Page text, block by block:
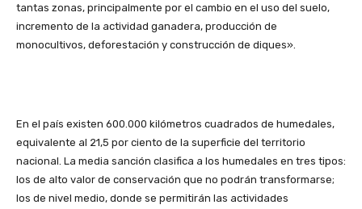
tantas zonas, principalmente por el cambio en el uso del suelo,
incremento de la actividad ganadera, producción de
monocultivos, deforestación y construcción de diques».
En el país existen 600.000 kilómetros cuadrados de humedales,
equivalente al 21,5 por ciento de la superficie del territorio
nacional. La media sanción clasifica a los humedales en tres tipos:
los de alto valor de conservación que no podrán transformarse;
los de nivel medio, donde se permitirán las actividades